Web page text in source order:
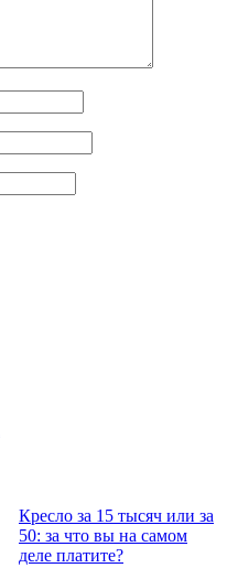
Кресло за 15 тысяч или за
50: за что вы на самом
деле платите?